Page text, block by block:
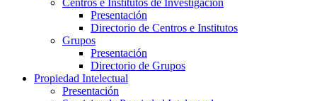
Presentación
Directorio de Centros e Institutos
Grupos
Presentación
Directorio de Grupos
Propiedad Intelectual
Presentación